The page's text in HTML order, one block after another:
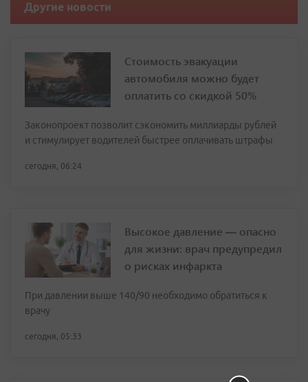
Другие новости
Стоимость эвакуации
автомобиля можно будет
оплатить со скидкой 50%
Законопроект позволит сэкономить миллиарды рублей
и стимулирует водителей быстрее оплачивать штрафы
сегодня, 06:24
Высокое давление — опасно
для жизни: врач предупредил
о рисках инфаркта
При давлении выше 140/90 необходимо обратиться к
врачу
сегодня, 05:33